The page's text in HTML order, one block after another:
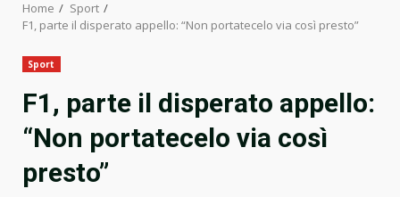
Home
Sport
F1, parte il disperato appello: “Non portatecelo via così presto”
Sport
F1, parte il disperato appello:
“Non portatecelo via così
presto”